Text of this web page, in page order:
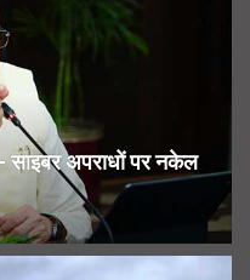
अपराधों पर नकेल